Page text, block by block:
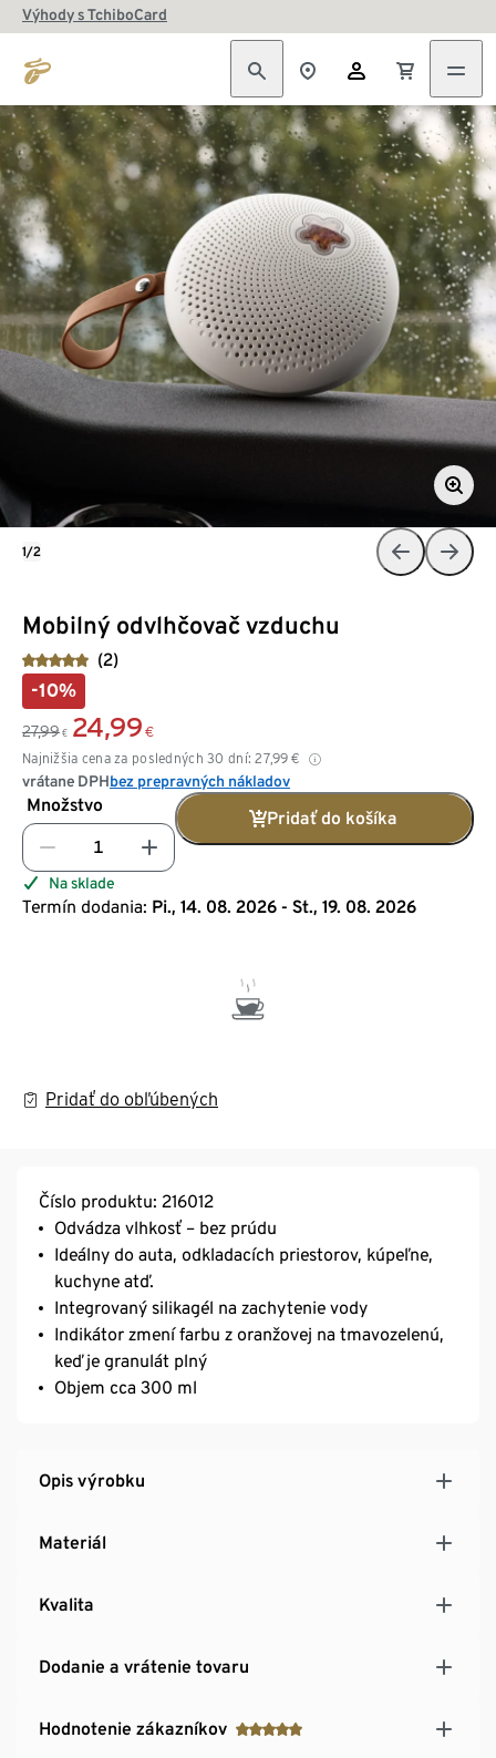
Výhody s TchiboCard
Mobilný odvlhčovač vzduchu
(2)
-10%
27,99 € 24,99 €
Najnižšia cena za posledných 30 dní: 27,99 €
vrátane DPHbez prepravných nákladov
Množstvo
Pridať do košíka
Na sklade
Termín dodania: Pi., 14. 08. 2026 - St., 19. 08. 2026
Pridať do obľúbených
1/2
Číslo produktu: 216012
Odvádza vlhkosť – bez prúdu
Ideálny do auta, odkladacích priestorov, kúpeľne,
kuchyne atď.
Integrovaný silikagél na zachytenie vody
Indikátor zmení farbu z oranžovej na tmavozelenú,
keď je granulát plný
Objem cca 300 ml
Opis výrobku
Materiál
Kvalita
Dodanie a vrátenie tovaru
Hodnotenie zákazníkov